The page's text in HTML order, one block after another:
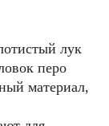
лук
перо
материал,